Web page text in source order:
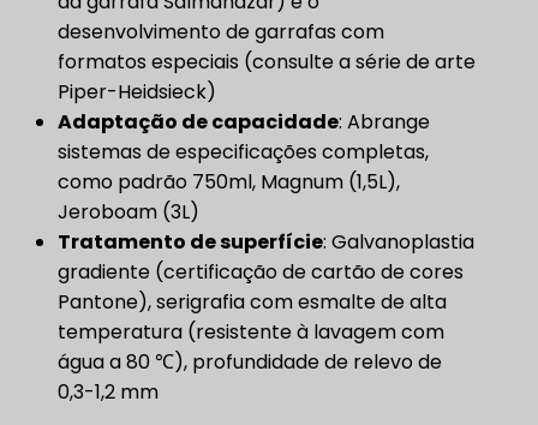
desenvolvimento de garrafas com
formatos especiais (consulte a série de arte
Piper-Heidsieck)
Adaptação de capacidade​: Abrange
sistemas de especificações completas,
como padrão 750ml, Magnum (1,5L),
Jeroboam (3L)
Tratamento de superfície​: Galvanoplastia
gradiente (certificação de cartão de cores
Pantone), serigrafia com esmalte de alta
temperatura (resistente à lavagem com
água a 80 ℃), profundidade de relevo de
0,3-1,2 mm